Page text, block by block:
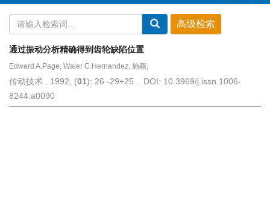
航
通过振动分析精确得到齿轮缺陷位置
Edward A.Page, Waler C.Hernandez, 施颖,
传动技术 . 1992, (01): 26 -29+25 . DOI: 10.3969/j.issn.1006-
8244.a0090